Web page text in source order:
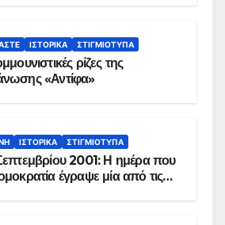
ΙΣΤΟΡΙΚΆ ΣΤΙΓΜΙΌΤΥΠΑ
ρίζες της
«Αντίφα»
ΙΣΤΟΡΙΚΆ ΣΤΙΓΜΙΌΤΥΠΑ
2001: Η ημέρα που
έγραψε μία από τις